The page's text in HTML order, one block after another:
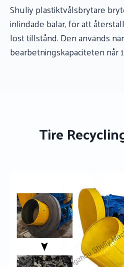
Shuliy plastiktvålsbrytare
inlindade balar, för att
löst tillstånd. Den används när
bearbetningskapaciteten når
Tire